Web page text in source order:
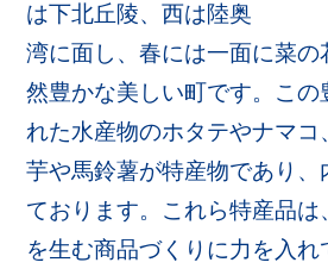
は下北丘陵、西は陸奥
湾に面し、春には一面に菜の
然豊かな美しい町です。この
れた水産物のホタテやナマ
芋や馬鈴薯が特産物であり
ております。これら特産品は
を生む商品づくりに力を入